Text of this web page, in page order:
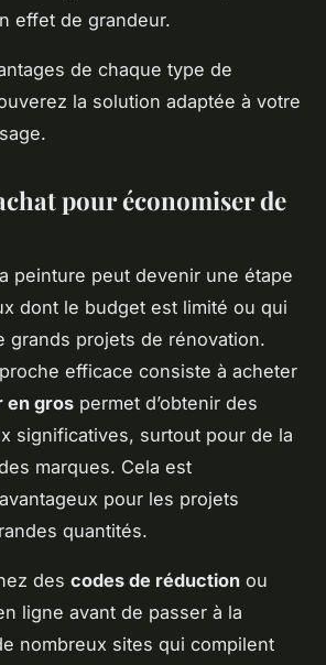
effet de grandeur.
de chaque type de
la solution adaptée à votre
pour économiser de
peinture peut devenir une étape
dont le budget est limité ou qui
grands projets de rénovation.
efficace consiste à acheter
en gros permet d’obtenir des
significatives, surtout pour de la
marques. Cela est
pour les projets
quantités.
des codes de réduction ou
ligne avant de passer à la
nombreux sites qui compilent